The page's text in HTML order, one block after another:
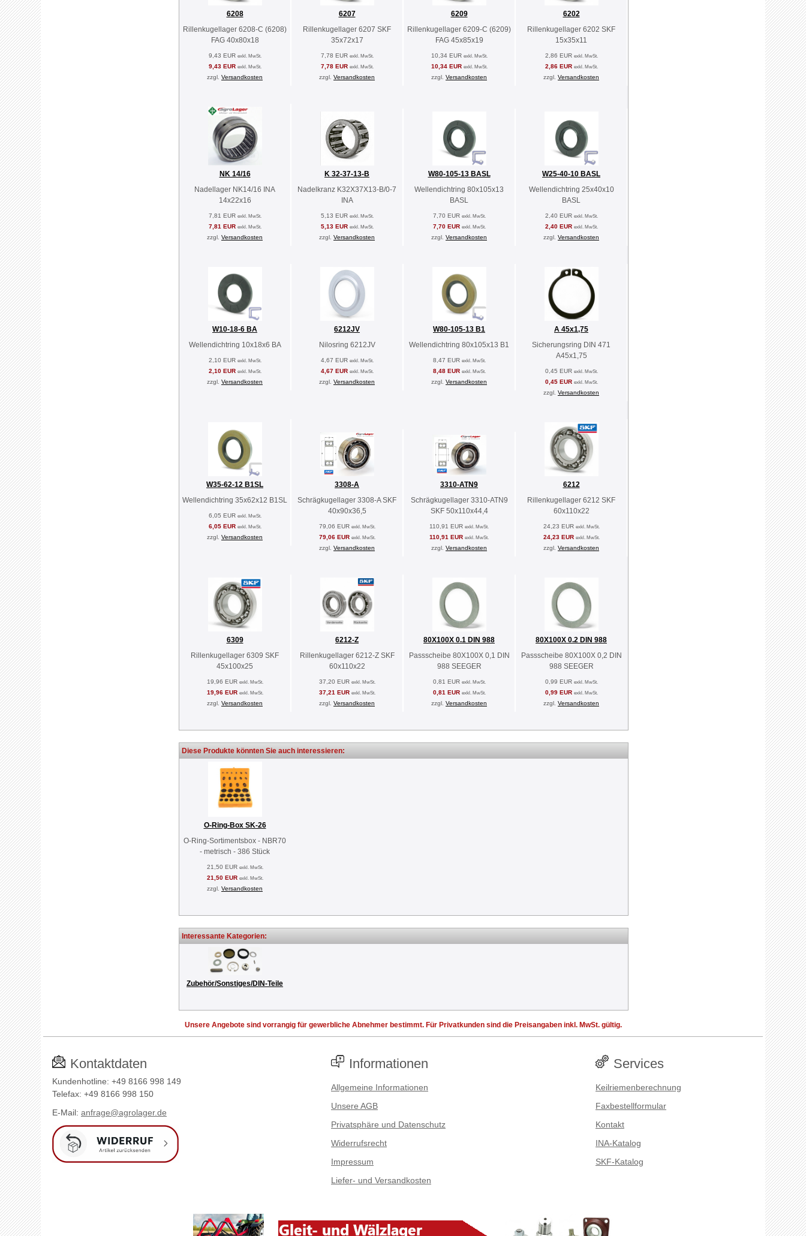
6208
Rillenkugellager 6208-C (6208)
FAG 40x80x18
9,43 EUR exkl. MwSt.
9,43 EUR exkl. MwSt.
zzgl. Versandkosten
6207
Rillenkugellager 6207 SKF
35x72x17
7,78 EUR exkl. MwSt.
7,78 EUR exkl. MwSt.
zzgl. Versandkosten
6209
Rillenkugellager 6209-C (6209)
FAG 45x85x19
10,34 EUR exkl. MwSt.
10,34 EUR exkl. MwSt.
zzgl. Versandkosten
6202
Rillenkugellager 6202 SKF
15x35x11
2,86 EUR exkl. MwSt.
2,86 EUR exkl. MwSt.
zzgl. Versandkosten
NK 14/16
Nadellager NK14/16 INA
14x22x16
7,81 EUR exkl. MwSt.
7,81 EUR exkl. MwSt.
zzgl. Versandkosten
K 32-37-13-B
Nadelkranz K32X37X13-B/0-7
INA
5,13 EUR exkl. MwSt.
5,13 EUR exkl. MwSt.
zzgl. Versandkosten
W80-105-13 BASL
Wellendichtring 80x105x13
BASL
7,70 EUR exkl. MwSt.
7,70 EUR exkl. MwSt.
zzgl. Versandkosten
W25-40-10 BASL
Wellendichtring 25x40x10
BASL
2,40 EUR exkl. MwSt.
2,40 EUR exkl. MwSt.
zzgl. Versandkosten
W10-18-6 BA
Wellendichtring 10x18x6 BA
2,10 EUR exkl. MwSt.
2,10 EUR exkl. MwSt.
zzgl. Versandkosten
6212JV
Nilosring 6212JV
4,67 EUR exkl. MwSt.
4,67 EUR exkl. MwSt.
zzgl. Versandkosten
W80-105-13 B1
Wellendichtring 80x105x13 B1
8,47 EUR exkl. MwSt.
8,48 EUR exkl. MwSt.
zzgl. Versandkosten
A 45x1,75
Sicherungsring DIN 471
A45x1,75
0,45 EUR exkl. MwSt.
0,45 EUR exkl. MwSt.
zzgl. Versandkosten
W35-62-12 B1SL
Wellendichtring 35x62x12 B1SL
6,05 EUR exkl. MwSt.
6,05 EUR exkl. MwSt.
zzgl. Versandkosten
3308-A
Schrägkugellager 3308-A SKF
40x90x36,5
79,06 EUR exkl. MwSt.
79,06 EUR exkl. MwSt.
zzgl. Versandkosten
3310-ATN9
Schrägkugellager 3310-ATN9
SKF 50x110x44,4
110,91 EUR exkl. MwSt.
110,91 EUR exkl. MwSt.
zzgl. Versandkosten
6212
Rillenkugellager 6212 SKF
60x110x22
24,23 EUR exkl. MwSt.
24,23 EUR exkl. MwSt.
zzgl. Versandkosten
6309
Rillenkugellager 6309 SKF
45x100x25
19,96 EUR exkl. MwSt.
19,96 EUR exkl. MwSt.
zzgl. Versandkosten
6212-Z
Rillenkugellager 6212-Z SKF
60x110x22
37,20 EUR exkl. MwSt.
37,21 EUR exkl. MwSt.
zzgl. Versandkosten
80X100X 0.1 DIN 988
Passscheibe 80X100X 0,1 DIN
988 SEEGER
0,81 EUR exkl. MwSt.
0,81 EUR exkl. MwSt.
zzgl. Versandkosten
80X100X 0.2 DIN 988
Passscheibe 80X100X 0,2 DIN
988 SEEGER
0,99 EUR exkl. MwSt.
0,99 EUR exkl. MwSt.
zzgl. Versandkosten
Diese Produkte könnten Sie auch interessieren:
O-Ring-Box SK-26
O-Ring-Sortimentsbox - NBR70
- metrisch - 386 Stück
21,50 EUR exkl. MwSt.
21,50 EUR exkl. MwSt.
zzgl. Versandkosten
Interessante Kategorien:
Zubehör/Sonstiges/DIN-Teile
Unsere Angebote sind vorrangig für gewerbliche Abnehmer bestimmt. Für Privatkunden sind die Preisangaben inkl. MwSt. gültig.
Kontaktdaten
Kundenhotline: +49 8166 998 149
Telefax: +49 8166 998 150
E-Mail: anfrage@agrolager.de
Informationen
Allgemeine Informationen
Unsere AGB
Privatsphäre und Datenschutz
Widerrufsrecht
Impressum
Liefer- und Versandkosten
Services
Keilriemenberechnung
Faxbestellformular
Kontakt
INA-Katalog
SKF-Katalog